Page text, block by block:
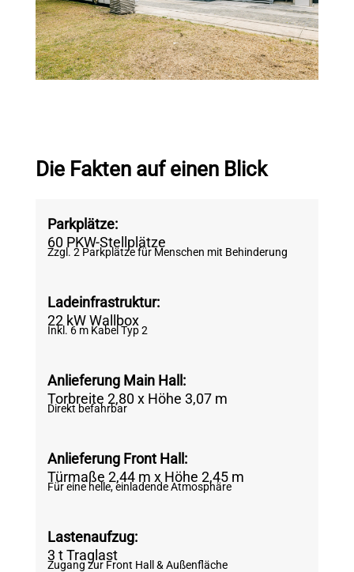
Die Fakten auf einen Blick
Parkplätze:
60 PKW-Stellplätze
Zzgl. 2 Parkplätze für Menschen mit Behinderung
Ladeinfrastruktur:
22 kW Wallbox
Inkl. 6 m Kabel Typ 2
Anlieferung Main Hall :
Torbreite 2,80 x Höhe 3,07 m
Direkt befahrbar
Anlieferung Front Hall:
Türmaße 2,44 m x Höhe 2,45 m
Für eine helle, einladende Atmosphäre
Lastenaufzug:
3 t Traglast
Zugang zur Front Hall & Außenfläche